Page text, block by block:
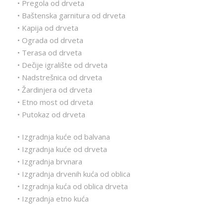
• Pregola od drveta
• Baštenska garnitura od drveta
• Kapija od drveta
• Ograda od drveta
• Terasa od drveta
• Dečije igralište od drveta
• Nadstrešnica od drveta
• Žardinjera od drveta
• Etno most od drveta
• Putokaz od drveta
• Izgradnja kuće od balvana
• Izgradnja kuće od drveta
• Izgradnja brvnara
• Izgradnja drvenih kuća od oblica
• Izgradnja kuća od oblica drveta
• Izgradnja etno kuća